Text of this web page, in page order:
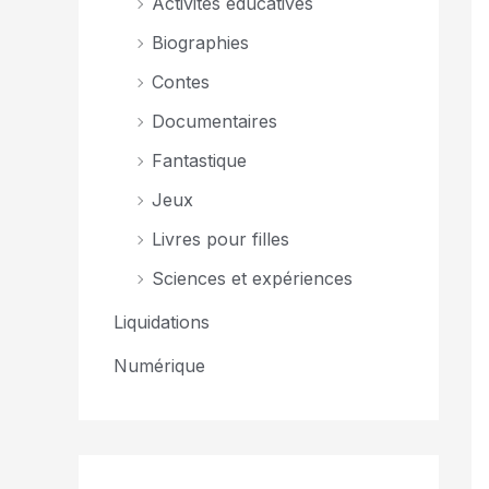
Biographies
Contes
Documentaires
Fantastique
Jeux
Livres pour filles
Sciences et expériences
Liquidations
Numérique